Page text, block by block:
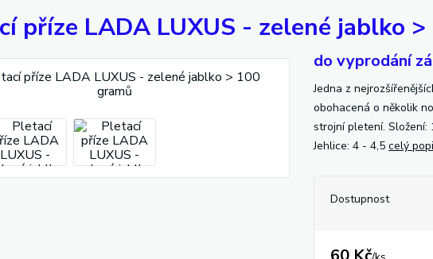
příze LADA LUXUS - zelené jablko
do vyprodání
Jedna z
obohacená o několik
strojní pletení. Složení:
Jehlice: 4 - 4,5 celý
Dostupnost